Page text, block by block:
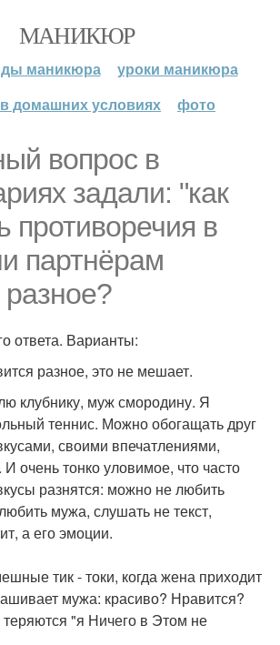
МАНИКЮР
маникюра
уроки маникюра
домашних условиях
фото
вопрос в
задали: "как
противоречия в
партнёрам
разное?
ответа. Варианты:
разное, это не мешает.
клубнику, муж смородину. Я
теннис. Можно обогащать друг
своими впечатлениями,
очень тонко уловимое, что часто
разнятся: можно не любить
мужа, слушать не текст,
а его эмоции.
тик - токи, когда жена приходит
мужа: красиво? Нравится?
"я Ничего в Этом не